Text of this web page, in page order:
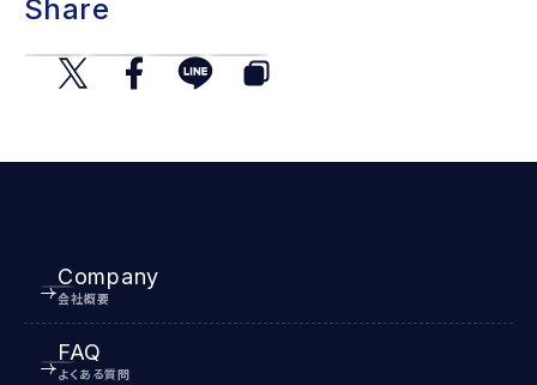
Share
Company
会社概要
FAQ
よくある質問